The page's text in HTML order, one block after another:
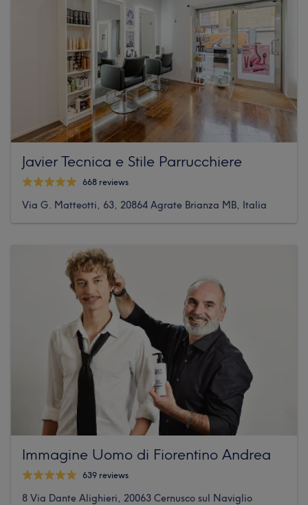
Javier Tecnica e Stile Parrucchiere
668 reviews
Via G. Matteotti, 63, 20864 Agrate Brianza MB, Italia
Immagine Uomo di Fiorentino Andrea
639 reviews
8 Via Dante Alighieri, 20063 Cernusco sul Naviglio